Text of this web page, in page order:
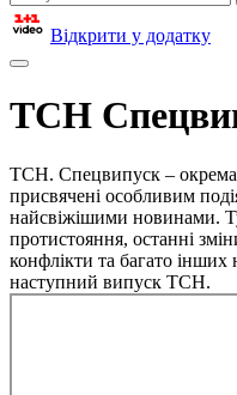
Відкрити у додатку
ТСН
ТСН. Спецвипуск – окрема
присвячені особливим
найсвіжішими новинами.
протистояння, останні
конфлікти та багато
наступний випуск ТСН.